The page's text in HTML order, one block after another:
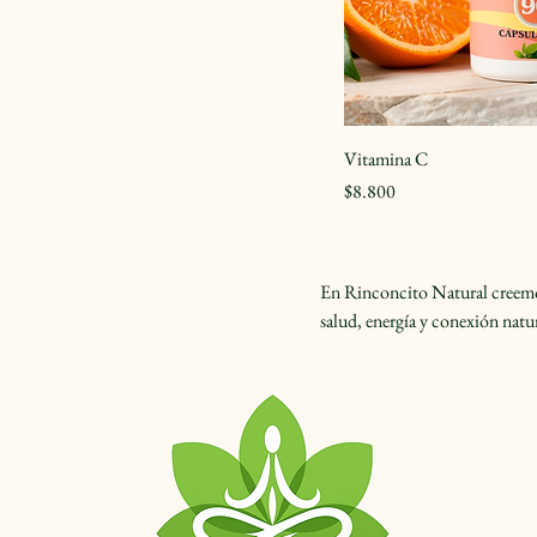
Vitamina C
Precio
$8.800
En Rinconcito Natural
salud, energía y conexión